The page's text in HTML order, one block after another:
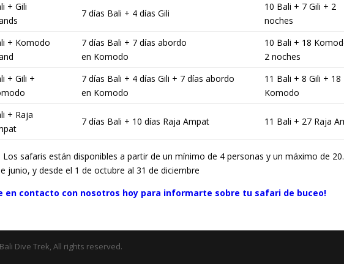
+ Gili
7 días Bali + 4 días Gili
10 Bali + 7 Gili + 2
noches
+ Komodo
7 días Bali + 7 días abordo
en Komodo
10 Bali + 18
2 noches
+ Gili +
7 días Bali + 4 días Gili + 7 días abordo
en Komodo
11 Bali + 8 Gili + 18
Komodo
+ Raja
7 días Bali + 10 días Raja Ampat 11 Bali + 27 Raja
Los safaris están disponibles a partir de un mínimo de 4 personas y un máximo de
junio, y desde el 1 de octubre al 31 de diciembre
en contacto con nosotros hoy para informarte sobre tu safari de buceo!
Dive Trek, All rights reserved.